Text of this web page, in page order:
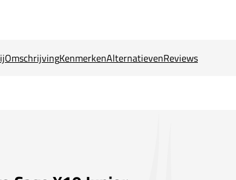
OmschrijvingKenmerkenAlternatievenReviews